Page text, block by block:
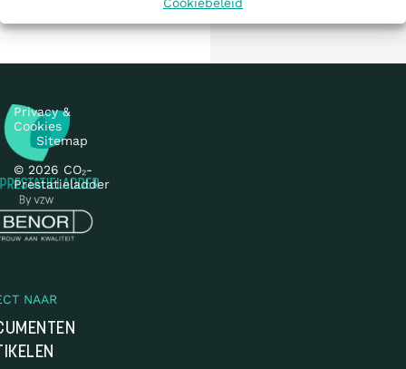
NAAR
© 2026 CO₂-
Prestatieladder
Privacy &
Cookies
Sitemap